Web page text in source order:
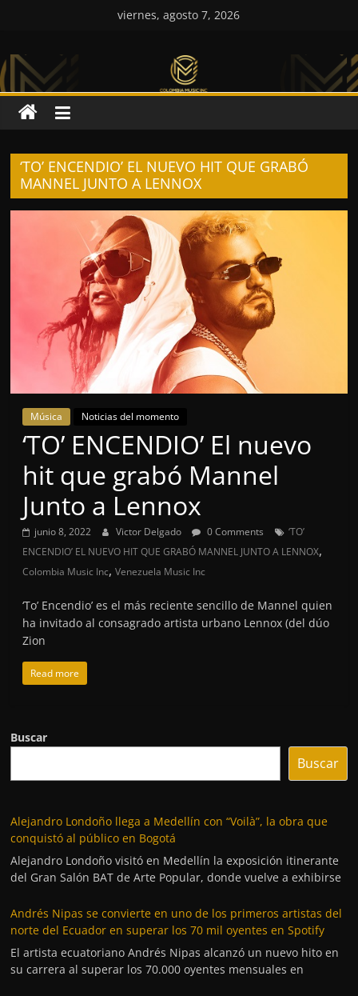
viernes, agosto 7, 2026
Colombia
Music
Inc
Colombia
Music
‘TO’ ENCENDIO’ EL NUEVO HIT QUE GRABÓ
MANNEL JUNTO A LENNOX
Música Noticias del momento
‘TO’ ENCENDIO’ El nuevo
hit que grabó Mannel
Junto a Lennox
junio 8, 2022 Victor Delgado 0 Comments
‘TO’
ENCENDIO’ EL NUEVO HIT QUE GRABÓ MANNEL JUNTO A LENNOX,
Colombia Music Inc,Venezuela Music Inc
‘To’ Encendio’ es el más reciente sencillo de Mannel quien
ha invitado al consagrado artista urbano Lennox (del dúo
Zion
Read more
Buscar
Buscar
Alejandro Londoño llega a Medellín con “Voilà”, la obra que
conquistó al público en Bogotá
Alejandro Londoño visitó en Medellín la exposición itinerante
del Gran Salón BAT de Arte Popular, donde vuelve a exhibirse
Andrés Nipas se convierte en uno de los primeros artistas del
norte del Ecuador en superar los 70 mil oyentes en Spotify
El artista ecuatoriano Andrés Nipas alcanzó un nuevo hito en
su carrera al superar los 70.000 oyentes mensuales en